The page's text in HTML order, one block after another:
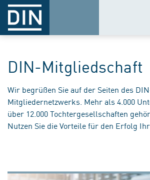
DIN-Mitgliedschaft
Wir begrüßen Sie auf der Seiten des
Mitgliedernetzwerks. Mehr als 4.000
über 12.000 Tochtergesellschaften
Nutzen Sie die Vorteile für den Erfolg